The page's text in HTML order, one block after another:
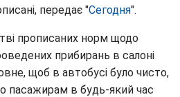
передає "Сегодня".
прописаних норм щодо
прибирань в салоні
щоб в автобусі було чисто,
пасажирам в будь-який час